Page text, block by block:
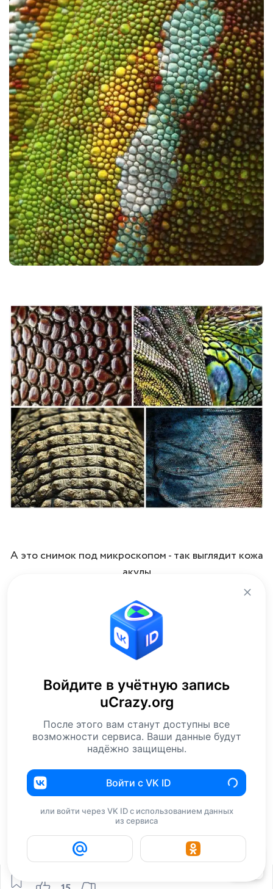
А это снимок под микроскопом - так выглядит кожа
акулы
Войдите в учётную запись
uCrazy.org
После этого вам станут доступны все
возможности сервиса. Ваши данные будут
надёжно защищены.
Войти с VK ID
или войти через VK ID с использованием данных
из сервиса